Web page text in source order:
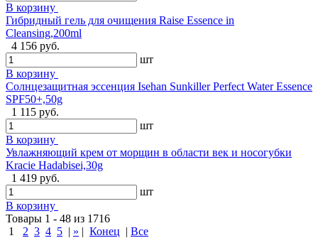
В корзину
Гибридный гель для очищения Raise Essence in
Cleansing,200ml
4 156 руб.
шт
В корзину
Солнцезащитная эссенция Isehan Sunkiller Perfect Water Essence
SPF50+,50g
1 115 руб.
шт
В корзину
Увлажняющий крем от морщин в области век и носогубки
Kracie Hadabisei,30g
1 419 руб.
шт
В корзину
Товары 1 - 48 из 1716
1
2 3 4 5 | » | Конец | Все